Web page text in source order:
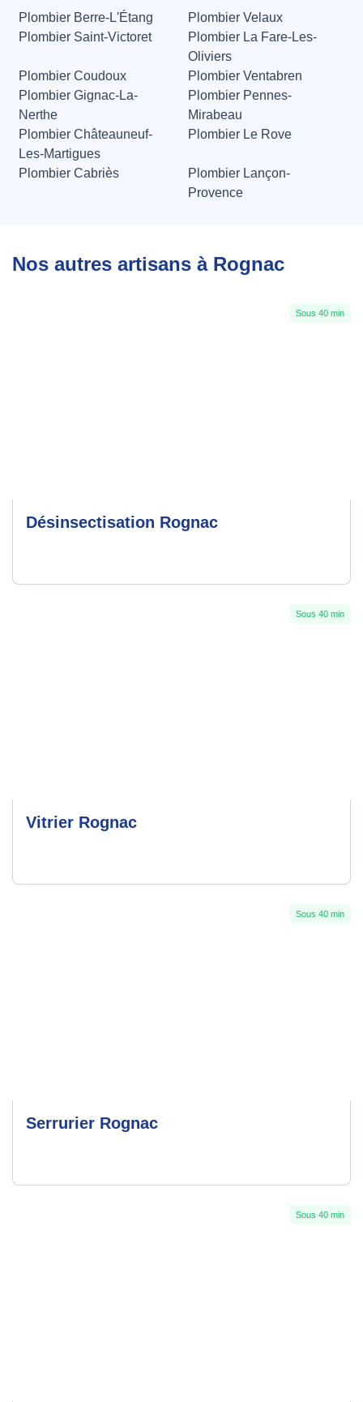
Plombier Berre-L'Étang
Plombier Velaux
Plombier Saint-Victoret
Plombier La Fare-Les-
Oliviers
Plombier Coudoux
Plombier Ventabren
Plombier Gignac-La-
Nerthe
Plombier Pennes-
Mirabeau
Plombier Châteauneuf-
Les-Martigues
Plombier Le Rove
Plombier Cabriès
Plombier Lançon-
Provence
Nos autres artisans à Rognac
Sous 40 min
Désinsectisation Rognac
Sous 40 min
Vitrier Rognac
Sous 40 min
Serrurier Rognac
Sous 40 min